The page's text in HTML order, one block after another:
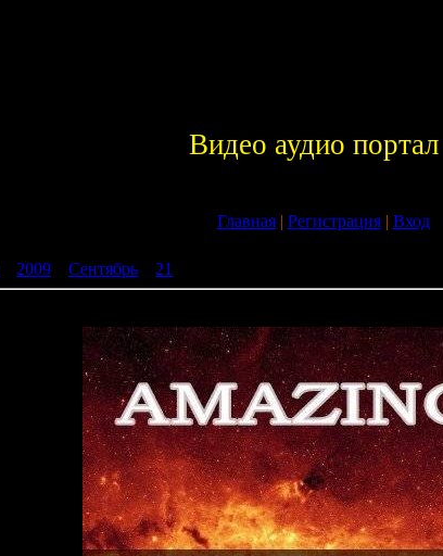
Видео аудио портал
Главная| Регистрация| Вход
2009 Сентябрь 21